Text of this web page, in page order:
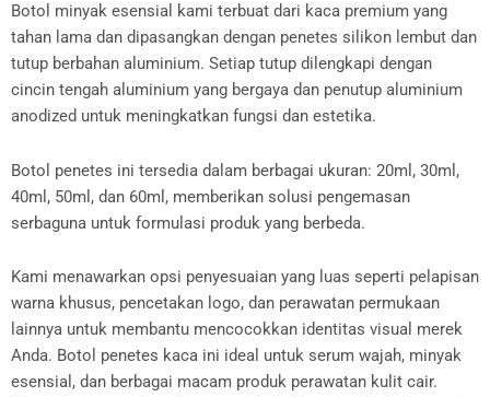
Botol minyak esensial kami terbuat dari kaca premium yang
tahan lama dan dipasangkan dengan penetes silikon lembut dan
tutup berbahan aluminium. Setiap tutup dilengkapi dengan
cincin tengah aluminium yang bergaya dan penutup aluminium
anodized untuk meningkatkan fungsi dan estetika.
Botol penetes ini tersedia dalam berbagai ukuran: 20ml, 30ml,
40ml, 50ml, dan 60ml, memberikan solusi pengemasan
serbaguna untuk formulasi produk yang berbeda.
Kami menawarkan opsi penyesuaian yang luas seperti pelapisan
warna khusus, pencetakan logo, dan perawatan permukaan
lainnya untuk membantu mencocokkan identitas visual merek
Anda. Botol penetes kaca ini ideal untuk serum wajah, minyak
esensial, dan berbagai macam produk perawatan kulit cair.